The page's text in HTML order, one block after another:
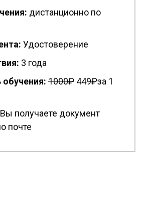
дистанционно по
Удостоверение
3 года
1000₽ 449₽за 1
Вы получаете документ
почте